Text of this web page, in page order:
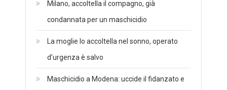
Milano, accoltella il compagno, già
condannata per un maschicidio
La moglie lo accoltella nel sonno, operato
d’urgenza è salvo
Maschicidio a Modena: uccide il fidanzato e